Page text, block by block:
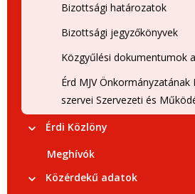
Bizottsági határozatok
Bizottsági jegyzőkönyvek
Közgyűlési dokumentumok
Érd MJV Önkormányzatának
szervei Szervezeti és
Érdi Közlöny
Meghívók
Közérdekű adatok